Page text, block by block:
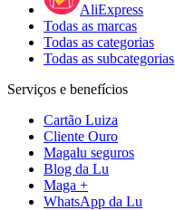
AliExpress
Todas as marcas
Todas as categorias
Todas as subcategorias
Serviços e benefícios
Cartão Luiza
Cliente Ouro
Magalu seguros
Blog da Lu
Maga +
WhatsApp da Lu